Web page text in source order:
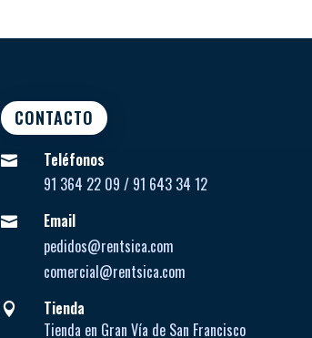
CONTACTO

Teléfonos
91 364 22 09 / 91 643 34 12

Email
pedidos@rentsica.com
comercial@rentsica.com

Tienda
Tienda en Gran Vía de San Francisco